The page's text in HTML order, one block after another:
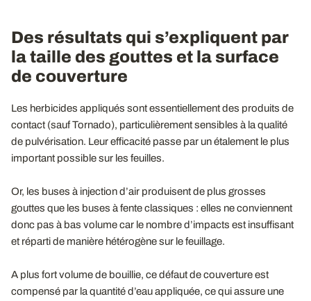
Des résultats qui s’expliquent par
la taille des gouttes et la surface
de couverture
Les herbicides appliqués sont essentiellement des produits de
contact (sauf Tornado), particulièrement sensibles à la qualité
de pulvérisation. Leur efficacité passe par un étalement le plus
important possible sur les feuilles.
Or, les buses à injection d’air produisent de plus grosses
gouttes que les buses à fente classiques : elles ne conviennent
donc pas à bas volume car le nombre d’impacts est insuffisant
et réparti de manière hétérogène sur le feuillage.
A plus fort volume de bouillie, ce défaut de couverture est
compensé par la quantité d’eau appliquée, ce qui assure une